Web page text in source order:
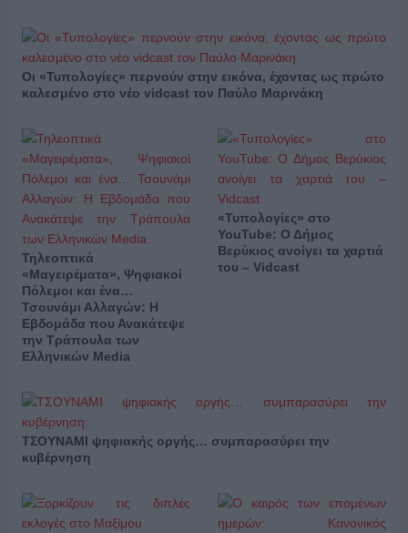
Οι «Τυπολογίες» περνούν στην εικόνα, έχοντας ως πρώτο
καλεσμένο στο νέο vidcast τον Παύλο Μαρινάκη
Τηλεοπτικά
«Μαγειρέματα», Ψηφιακοί
Πόλεμοι και ένα…
Τσουνάμι Αλλαγών: Η
Εβδομάδα που Ανακάτεψε
την Τράπουλα των
Ελληνικών Media
«Τυπολογίες» στο
YouTube: Ο Δήμος
Βερύκιος ανοίγει τα χαρτιά
του – Vidcast
ΤΣΟΥΝΑΜΙ ψηφιακής οργής… συμπαρασύρει την
κυβέρνηση